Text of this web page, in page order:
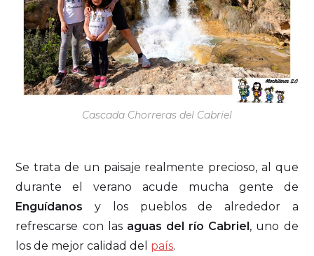
Cascada Chorreras del Cabriel
Se trata de un paisaje realmente precioso, al que
durante el verano acude mucha gente de
Enguídanos y los pueblos de alrededor a
refrescarse con las aguas del río Cabriel , uno de
los de mejor calidad del país.